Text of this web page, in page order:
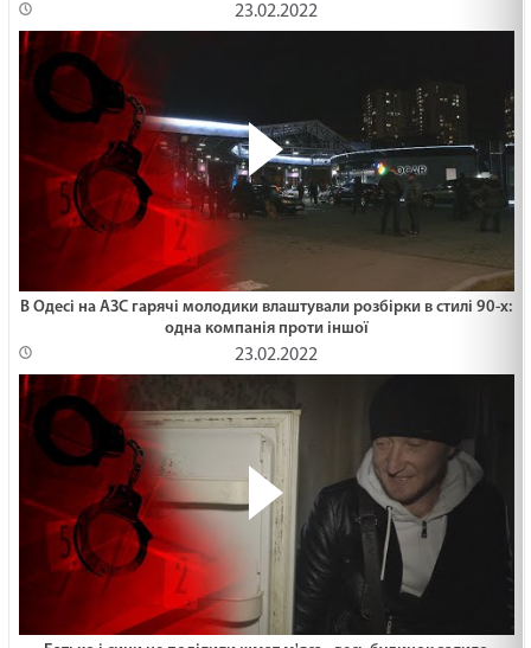
23.02.2022
В Одесі на АЗС гарячі молодики влаштували розбірки в стилі 90-х:
одна компанія проти іншої
23.02.2022